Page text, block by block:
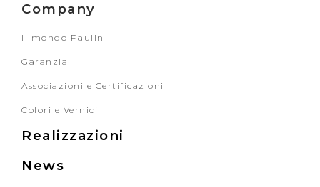
Company
Il mondo Paulin
Garanzia
Associazioni e Certificazioni
Colori e Vernici
Realizzazioni
News